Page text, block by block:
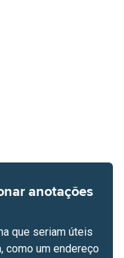
anotações
que seriam úteis
como um endereço